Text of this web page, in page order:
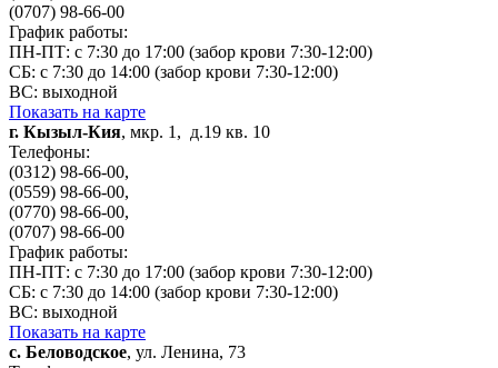
(0707) 98-66-00
График работы:
ПН-ПТ: с 7:30 до 17:00 (забор крови 7:30-12:00)
СБ: с 7:30 до 14:00 (забор крови 7:30-12:00)
ВС: выходной
Показать на карте
г. Кызыл-Кия, мкр. 1, д.19 кв. 10
Телефоны:
(0312) 98-66-00,
(0559) 98-66-00,
(0770) 98-66-00,
(0707) 98-66-00
График работы:
ПН-ПТ: с 7:30 до 17:00 (забор крови 7:30-12:00)
СБ: с 7:30 до 14:00 (забор крови 7:30-12:00)
ВС: выходной
Показать на карте
с. Беловодское, ул. Ленина, 73